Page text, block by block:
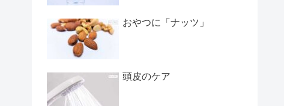
おやつに「ナッツ」
頭皮のケア